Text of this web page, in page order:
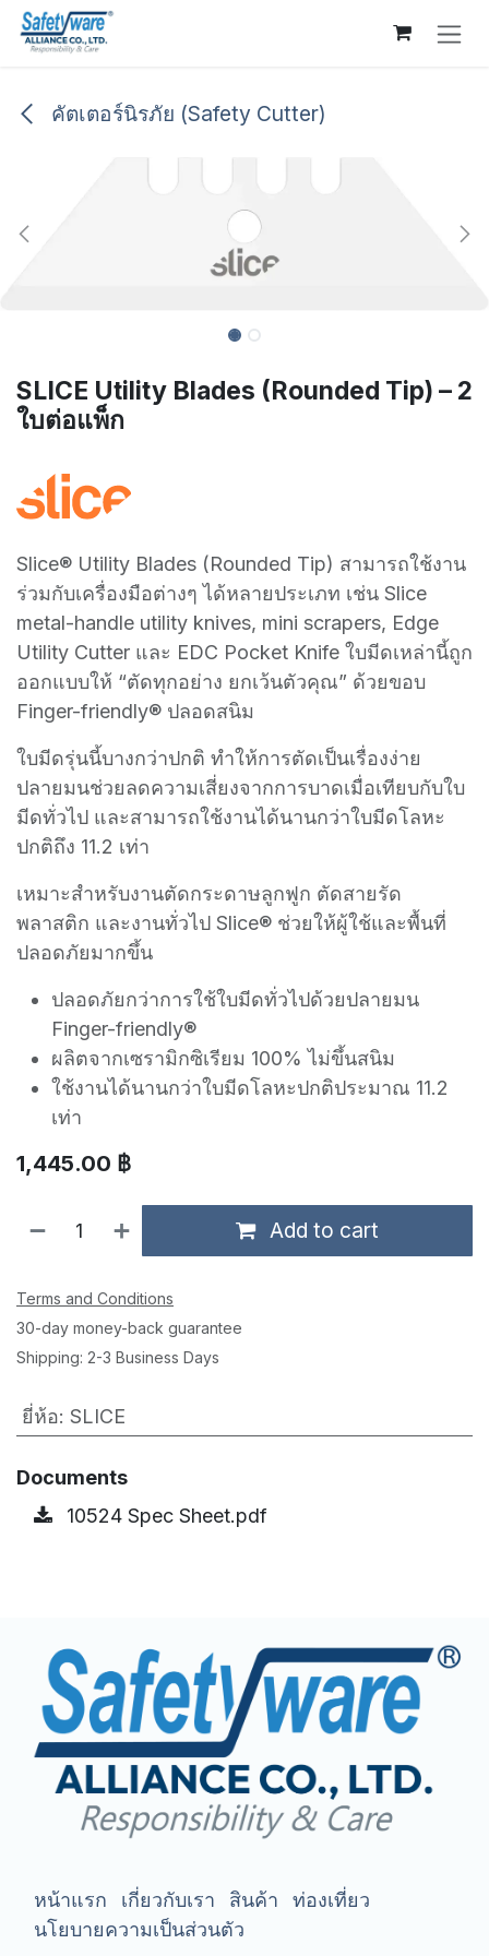
Skip to Content
คัตเตอร์นิรภัย (Safety Cutter)
SLICE Utility Blades (Rounded Tip) – 2
ใบต่อแพ็ก
Slice® Utility Blades (Rounded Tip) สามารถใช้งาน
ร่วมกับเครื่องมือต่างๆ ได้หลายประเภท เช่น Slice
metal-handle utility knives, mini scrapers, Edge
Utility Cutter และ EDC Pocket Knife ใบมีดเหล่านี้ถูก
ออกแบบให้ “ตัดทุกอย่าง ยกเว้นตัวคุณ” ด้วยขอบ
Finger-friendly® ปลอดสนิม
ใบมีดรุ่นนี้บางกว่าปกติ ทำให้การตัดเป็นเรื่องง่าย
ปลายมนช่วยลดความเสี่ยงจากการบาดเมื่อเทียบกับใบ
มีดทั่วไป และสามารถใช้งานได้นานกว่าใบมีดโลหะ
ปกติถึง 11.2 เท่า
เหมาะสำหรับงานตัดกระดาษลูกฟูก ตัดสายรัด
พลาสติก และงานทั่วไป Slice® ช่วยให้ผู้ใช้และพื้นที่
ปลอดภัยมากขึ้น
ปลอดภัยกว่าการใช้ใบมีดทั่วไปด้วยปลายมน
Finger-friendly®
ผลิตจากเซรามิกซิเรียม 100% ไม่ขึ้นสนิม
ใช้งานได้นานกว่าใบมีดโลหะปกติประมาณ 11.2
เท่า
1,445.00 ฿
Add to cart
Terms and Conditions
30-day money-back guarantee
Shipping: 2-3 Business Days
ยี่ห้อ: SLICE
Documents
10524 Spec Sheet.pdf
หน้าแรก เกี่ยวกับเรา สินค้า
ท่องเที่ยว
นโยบายความเป็นส่วนตัว